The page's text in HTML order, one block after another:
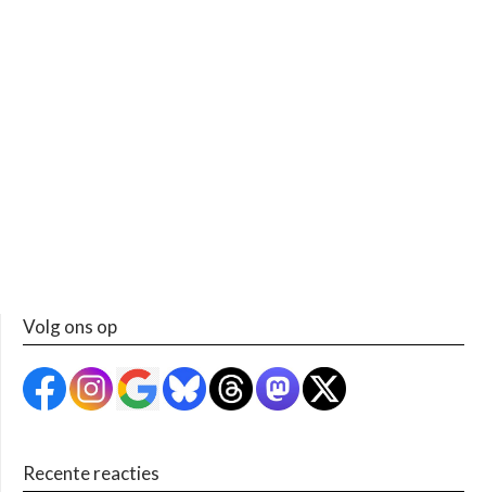
Volg ons op
Recente reacties